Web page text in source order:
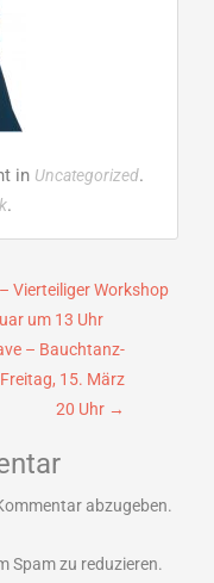
in Uncategorized.
.
Vierteiliger Workshop
um 13 Uhr
– Bauchtanz-
15. März
20 Uhr →
abzugeben.
Spam zu reduzieren.